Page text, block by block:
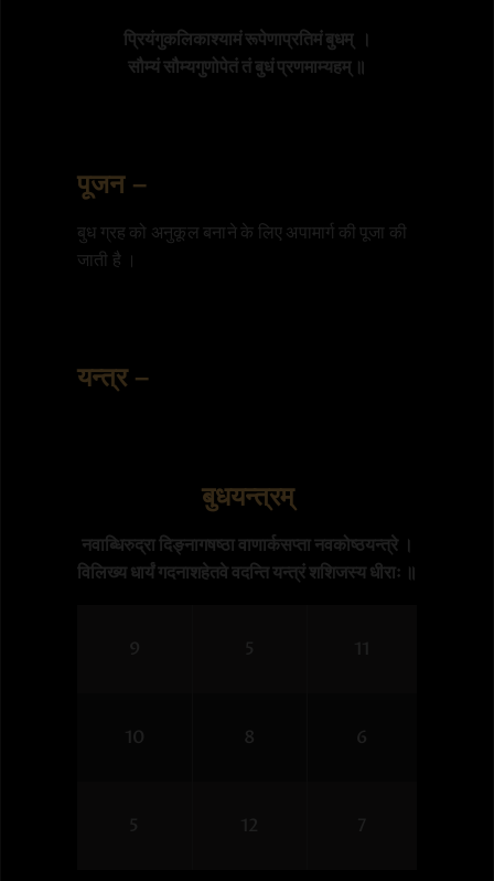
प्रियंगुकलिकाश्यामं रूपेणाप्रतिमं बुधम्  ।
पूजन –
बुध ग्रह को अनुकूल बनाने के लिए अपामार्ग की पूजा की
जाती है ।
यन्त्र –
बुधयन्त्रम्
नवाब्धिरुद्रा दिङ्नागषष्ठा वाणार्कसप्ता नवकोष्ठयन्त्रे ।
विलिख्य धार्यं गदनाशहेतवे वदन्ति यन्त्रं शशिजस्य धीराः ॥
10 8 6